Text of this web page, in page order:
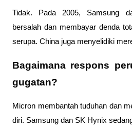
Tidak. Pada 2005, Samsung
bersalah dan membayar denda
serupa. China juga menyelidiki
Bagaimana respons
gugatan?
Micron membantah tuduhan dan
diri. Samsung dan SK Hynix